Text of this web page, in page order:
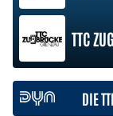
TTC
DIE